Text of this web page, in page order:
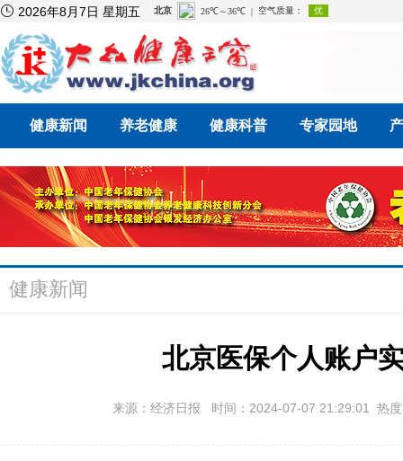
 2026年8月7日 星期五
健康新闻 养老健康 健康科普 专家园地
健康新闻
北京医保个人账户
来源：经济日报 时间：2024-07-07 21:29:01 热